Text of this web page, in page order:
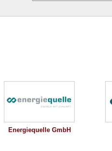
Energiequelle GmbH